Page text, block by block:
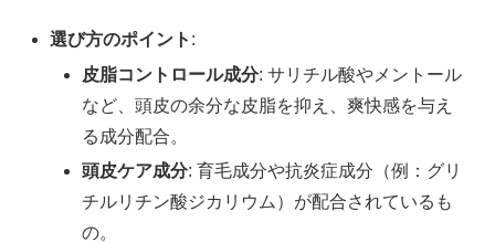
選び方のポイント :
皮脂コントロール成分: サリチル酸やメントール
など、頭皮の余分な皮脂を抑え、爽快感を与え
る成分配合。
頭皮ケア成分: 育毛成分や抗炎症成分（例：グリ
チルリチン酸ジカリウム）が配合されているも
の。